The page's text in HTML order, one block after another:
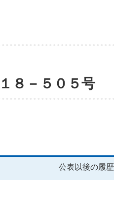
８－５０５号
公表以後の履